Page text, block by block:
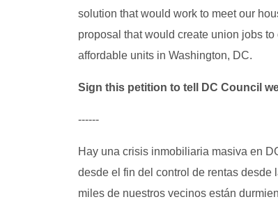
solution that would work to meet our
proposal that would create union jobs
affordable units in Washington, DC.
Sign this petition to tell DC Council
------
Hay una crisis inmobiliaria masiva en
desde el fin del control de rentas
miles de nuestros vecinos están